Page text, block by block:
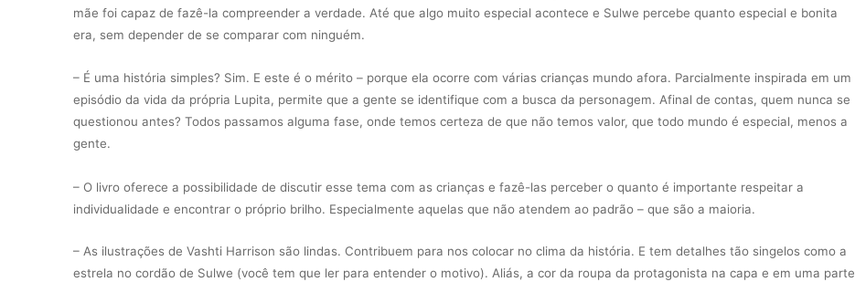
mãe foi capaz de fazê-la compreender a verdade. Até que algo muito especial acontece e Sulwe percebe quanto especial e bonita
era, sem depender de se comparar com ninguém.
– É uma história simples? Sim. E este é o mérito – porque ela ocorre com várias crianças mundo afora. Parcialmente inspirada em um
episódio da vida da própria Lupita, permite que a gente se identifique com a busca da personagem. Afinal de contas, quem nunca se
questionou antes? Todos passamos alguma fase, onde temos certeza de que não temos valor, que todo mundo é especial, menos a
gente.
– O livro oferece a possibilidade de discutir esse tema com as crianças e fazê-las perceber o quanto é importante respeitar a
individualidade e encontrar o próprio brilho. Especialmente aquelas que não atendem ao padrão – que são a maioria.
– As ilustrações de Vashti Harrison são lindas. Contribuem para nos colocar no clima da história. E tem detalhes tão singelos como a
estrela no cordão de Sulwe (você tem que ler para entender o motivo). Aliás, a cor da roupa da protagonista na capa e em uma parte